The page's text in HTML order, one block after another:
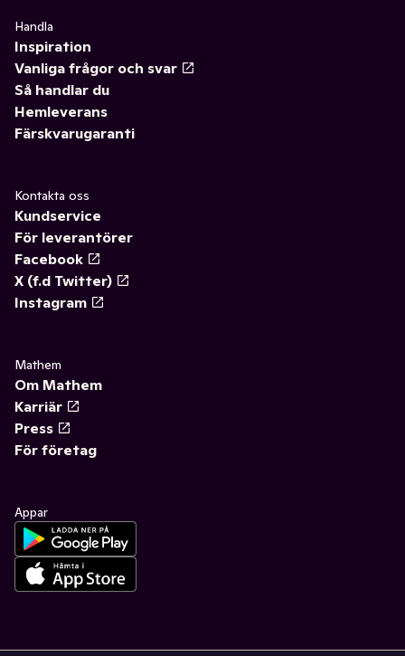
Handla
Inspiration
Vanliga frågor och svar
Så handlar du
Hemleverans
Färskvarugaranti
Kontakta oss
Kundservice
För leverantörer
Facebook
X (f.d Twitter)
Instagram
Mathem
Om Mathem
Karriär
Press
För företag
Appar